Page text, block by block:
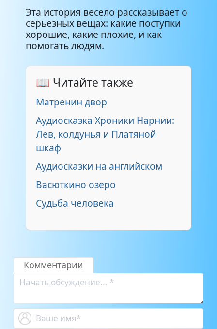
Эта история весело рассказывает о
серьезных вещах: какие поступки
хорошие, какие плохие, и как
помогать людям.
📖 Читайте также
Матренин двор
Аудиосказка Хроники Нарнии:
Лев, колдунья и Платяной
шкаф
Аудиосказки на английском
Васюткино озеро
Судьба человека
Комментарии